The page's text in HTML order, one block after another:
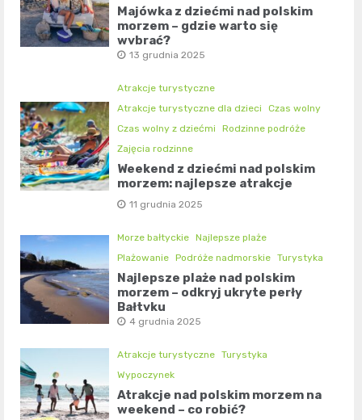
Majówka z dziećmi nad polskim
morzem – gdzie warto się
wybrać?
13 grudnia 2025
Atrakcje turystyczne
Atrakcje turystyczne dla dzieci
Czas wolny
Czas wolny z dziećmi
Rodzinne podróże
Zajęcia rodzinne
Weekend z dziećmi nad polskim
morzem: najlepsze atrakcje
11 grudnia 2025
Morze bałtyckie Najlepsze plaże
Plażowanie Podróże nadmorskie Turystyka
Najlepsze plaże nad polskim
morzem – odkryj ukryte perły
Bałtyku
4 grudnia 2025
Atrakcje turystyczne Turystyka
Wypoczynek
Atrakcje nad polskim morzem na
weekend – co robić?